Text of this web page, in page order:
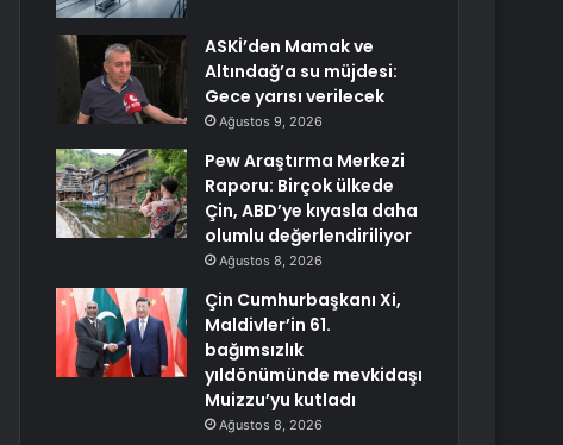
ASKİ’den Mamak ve
Altındağ’a su müjdesi:
Gece yarısı verilecek
Ağustos 9, 2026
Pew Araştırma Merkezi
Raporu: Birçok ülkede
Çin, ABD’ye kıyasla daha
olumlu değerlendiriliyor
Ağustos 8, 2026
Çin Cumhurbaşkanı Xi,
Maldivler’in 61.
bağımsızlık
yıldönümünde mevkidaşı
Muizzu’yu kutladı
Ağustos 8, 2026